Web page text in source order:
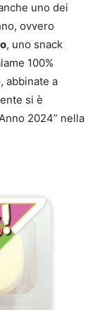
uno dei
ovvero
, uno snack
100%
abbinate a
si è
2024” nella